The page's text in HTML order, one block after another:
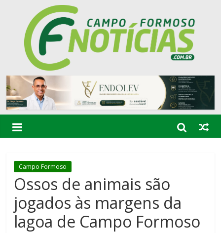
Campo Formoso
Ossos de animais são
jogados às margens da
lagoa de Campo Formoso